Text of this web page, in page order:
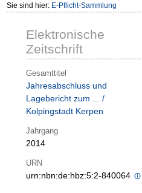
Sie sind hier: E-Pflicht-Sammlung
Elektronische
Zeitschrift
Gesamttitel
Jahresabschluss und
Lagebericht zum ... /
Kolpingstadt Kerpen
Jahrgang
2014
URN
urn:nbn:de:hbz:5:2-840064